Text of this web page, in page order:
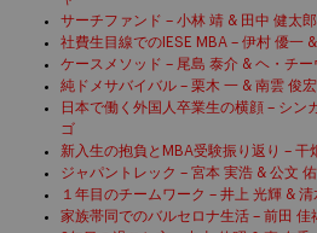
サーチファンド – 小林 靖 & 田中 健太郎
社費生目線でのIESE MBA – 伊村 優一
ケースメソッド – 尾島 泰介 & ヘ・チー
純ドメサバイバル – 栗木 一 & 南雲 俊宏
日本で働く外国人卒業生の横顔 – シン
ゴ
新入生の抱負とMBA受験振り返り – 干
ジャパントレック – 宮本 実浩 & 公文
１年目のチームワーク – 井上 光輝 & 清
家族帯同でのバルセロナ生活 – 前田 佳